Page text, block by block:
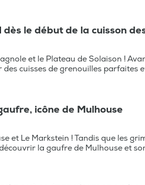
le début de la cuisson
et le Plateau de Solaison !
cuisses de grenouilles parfaites
icône de Mulhouse
et Le Markstein ! Tandis que les
la gaufre de Mulhouse et